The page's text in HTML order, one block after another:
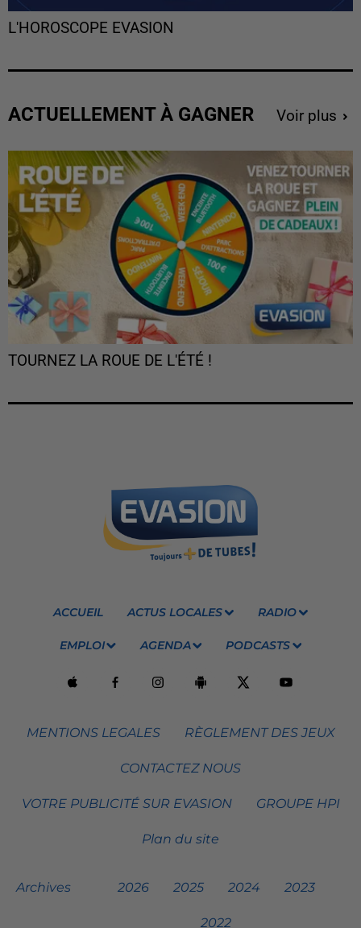
L'HOROSCOPE EVASION
ACTUELLEMENT À GAGNER Voir plus
TOURNEZ LA ROUE DE L'ÉTÉ !
ACCUEIL ACTUS LOCALES RADIO
EMPLOI AGENDA PODCASTS
MENTIONS LEGALES RÈGLEMENT DES JEUX
CONTACTEZ NOUS
VOTRE PUBLICITÉ SUR EVASION GROUPE HPI
Plan du site
Archives 2026 2025 2024 2023
2022